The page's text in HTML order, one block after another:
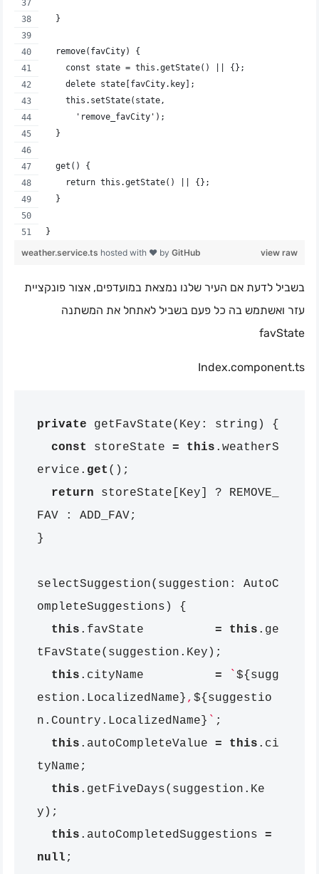
  }
  remove(favCity) {
    const state = this.getState() || {};
    delete state[favCity.key];
    this.setState(state,
      'remove_favCity');
  }
  get() {
    return this.getState() || {};
  }
}
view raw
weather.service.ts hosted with ❤ by GitHub
בשביל לדעת אם העיר שלנו נמצאת במועדפים, אצור פונקציית
עזר ואשתמש בה כל פעם בשביל לאתחל את המשתנה
favState
Index.component.ts
private getFavState( Key : string )
{
const
storeState = this . weatherS
ervice . get ();
return
storeState Key ?
REMOVE_
FAV
: ADD_FAV;
}
selectSuggestion( suggestion :
AutoC
ompleteSuggestions )
{
this . favState = this . ge
tFavState( suggestion . Key );
this . cityName = `${ sugg
estion . LocalizedName } , ${ suggestio
n . Country . LocalizedName } ` ;
this . autoCompleteValue = this . ci
tyName ;
this . getFiveDays( suggestion . Ke
y );
this . autoCompletedSuggestions
=
null ;